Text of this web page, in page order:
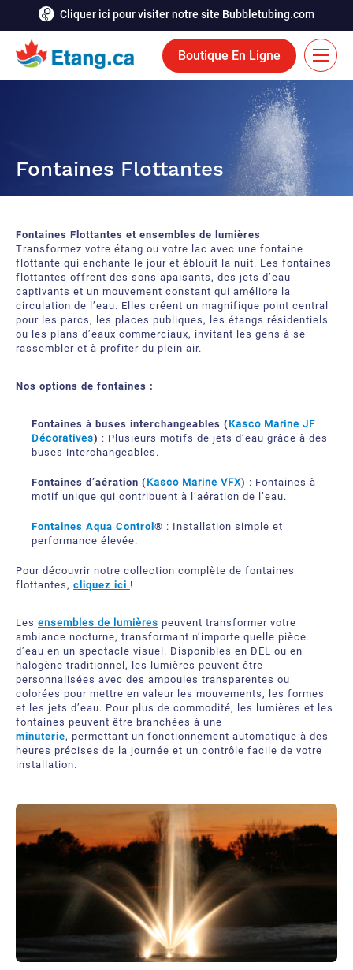
Cliquer ici pour visiter notre site Bubbletubing.com
Boutique En Ligne
Aération
Fontaines flottantes
Bioaugmentation
Outils et accessoires aquatiques
Rideaux de bulles
Services
Ressources
Carrière
Contactez-nous
Certificats et Accréditations
Bureaux et partenaires internationaux
Ressources téléchargeables
Fontaines Flottantes
Fontaines Flottantes et ensembles de lumières
Transformez votre étang ou votre lac avec une fontaine
flottante qui enchante le jour et éblouit la nuit. Les fontaines
flottantes offrent des sons apaisants, des jets d’eau
captivants et un mouvement constant qui améliore la
circulation de l’eau. Elles créent un magnifique point central
pour les parcs, les places publiques, les étangs résidentiels
ou les plans d’eaux commerciaux, invitant les gens à se
rassembler et à profiter du plein air.
Nos options de fontaines :
Fontaines à buses interchangeables (Kasco Marine JF
Décoratives) : Plusieurs motifs de jets d’eau grâce à des
buses interchangeables.
Fontaines d’aération (Kasco Marine VFX) : Fontaines à
motif unique qui contribuent à l’aération de l’eau.
Fontaines Aqua Control ® : Installation simple et
performance élevée.
Pour découvrir notre collection complète de fontaines
flottantes, cliquez ici !
Les ensembles de lumières peuvent transformer votre
ambiance nocturne, transformant n’importe quelle pièce
d’eau en un spectacle visuel. Disponibles en DEL ou en
halogène traditionnel, les lumières peuvent être
personnalisées avec des ampoules transparentes ou
colorées pour mettre en valeur les mouvements, les formes
et les jets d’eau. Pour plus de commodité, les lumières et les
fontaines peuvent être branchées à une
minuterie, permettant un fonctionnement automatique à des
heures précises de la journée et un contrôle facile de votre
installation.